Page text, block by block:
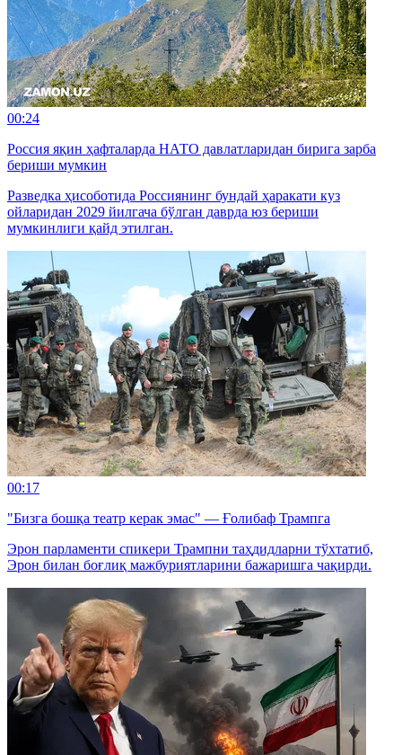
00:24
Россия яқин ҳафталарда НАТО давлатларидан бирига зарба
бериши мумкин
Разведка ҳисоботида Россиянинг бундай ҳаракати куз
ойларидан 2029 йилгача бўлган даврда юз бериши
мумкинлиги қайд этилган.
00:17
"Бизга бошқа театр керак эмас" — Ғолибаф Трампга
Эрон парламенти спикери Трампни таҳдидларни тўхтатиб,
Эрон билан боғлиқ мажбуриятларини бажаришга чақирди.